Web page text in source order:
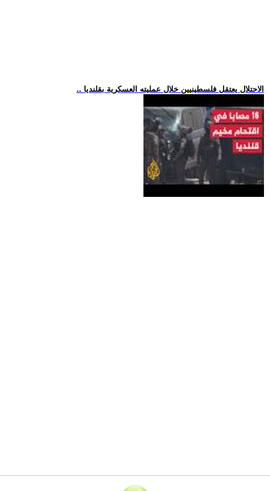
.. الاحتلال يعتقل فلسطينيين خلال عمليته العسكرية بقلنديا